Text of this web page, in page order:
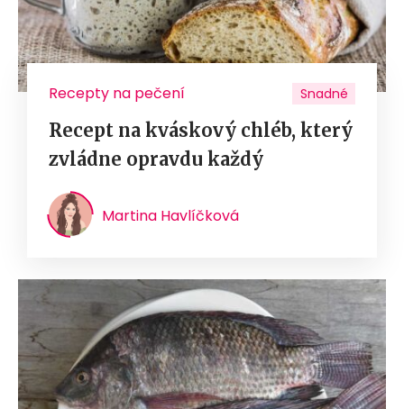
Recepty na pečení Snadné
Recept na kváskový chléb, který
zvládne opravdu každý
Martina Havlíčková